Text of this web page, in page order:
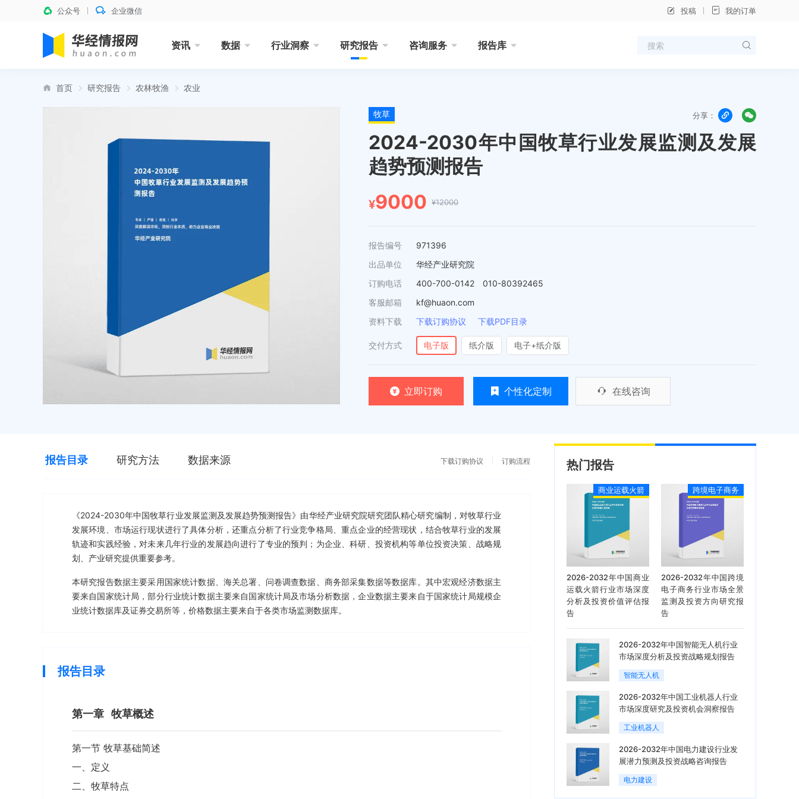
公众号 企业微信 投稿 我的订单
资讯 数据 行业洞察 研究报告 咨询服务 报告库
首页 研究报告 农林牧渔 农业
牧草 分享：
2024-2030年中国牧草行业发展监测及发展
趋势预测报告
¥9000 ¥12000
报告编号
971396
出品单位
华经产业研究院
订购电话
400-700-0142 010-80392465
客服邮箱
kf@huaon.com
资料下载
下载订购协议 下载PDF目录
交付方式 电子版 纸介版 电子+纸介版
立即订购 个性化定制 在线咨询
报告目录 研究方法 数据来源 下载订购协议 订购流程
《2024-2030年中国牧草行业发展监测及发展趋势预测报告》由华经产业研究院研究团队精心研究编制，对牧草行业
发展环境、市场运行现状进行了具体分析，还重点分析了行业竞争格局、重点企业的经营现状，结合牧草行业的发展
轨迹和实践经验，对未来几年行业的发展趋向进行了专业的预判；为企业、科研、投资机构等单位投资决策、战略规
划、产业研究提供重要参考。
本研究报告数据主要采用国家统计数据、海关总署、问卷调查数据、商务部采集数据等数据库。其中宏观经济数据主
要来自国家统计局，部分行业统计数据主要来自国家统计局及市场分析数据，企业数据主要来自于国家统计局规模企
业统计数据库及证券交易所等，价格数据主要来自于各类市场监测数据库。
报告目录
第一章 牧草概述
第一节 牧草基础简述
一、定义
二、牧草特点
热门报告
商业运载火箭
2026-2032年中国商业
运载火箭行业市场深度
分析及投资价值评估报
告
跨境电子商务
2026-2032年中国跨境
电子商务行业市场全景
监测及投资方向研究报
告
2026-2032年中国智能无人机行业
市场深度分析及投资战略规划报告
智能无人机
2026-2032年中国工业机器人行业
市场深度研究及投资机会洞察报告
工业机器人
2026-2032年中国电力建设行业发
展潜力预测及投资战略咨询报告
电力建设